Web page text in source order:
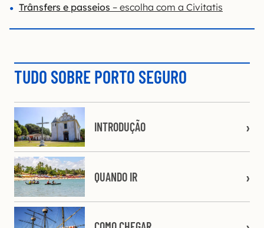
Trânsfers e passeios – escolha com a Civitatis
TUDO SOBRE PORTO SEGURO
INTRODUÇÃO
QUANDO IR